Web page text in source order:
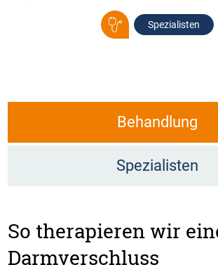
Spezialisten
Behandlung
Spezialisten
So therapieren wir
Darmverschluss